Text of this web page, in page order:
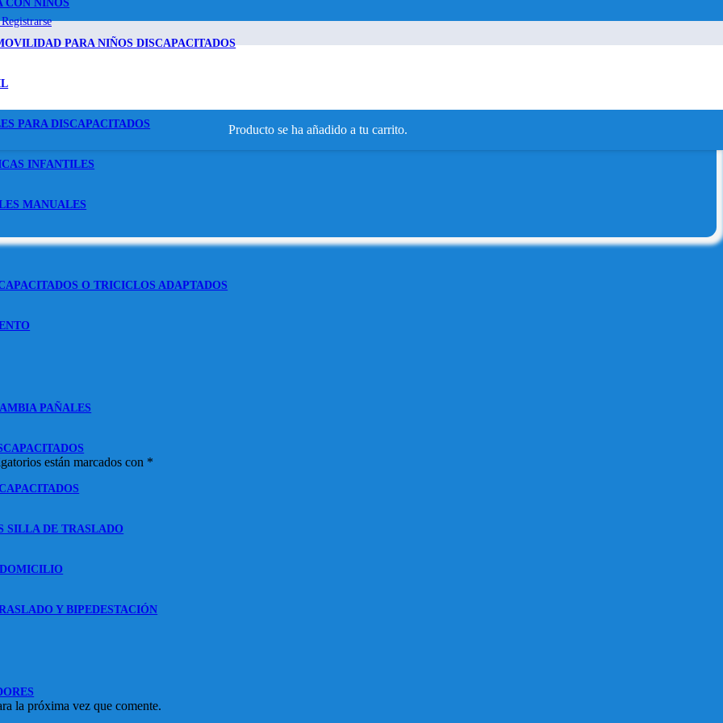
CON NIÑOS
PARA NIÑOS DISCAPACITADOS
PARA DISCAPACITADOS
INFANTILES
MANUALES
O TRICICLOS ADAPTADOS
PAÑALES
SILLA DE TRASLADO
Y BIPEDESTACIÓN
Productose ha añadido a tu carrito.
están marcados con *
la próxima vez que comente.